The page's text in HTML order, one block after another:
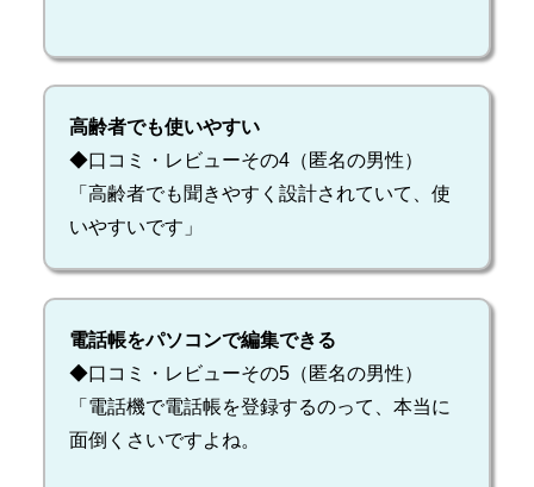
高齢者でも使いやすい
◆口コミ・レビューその4（匿名の男性）
「高齢者でも聞きやすく設計されていて、使
いやすいです」
電話帳をパソコンで編集できる
◆口コミ・レビューその5（匿名の男性）
「電話機で電話帳を登録するのって、本当に
面倒くさいですよね。